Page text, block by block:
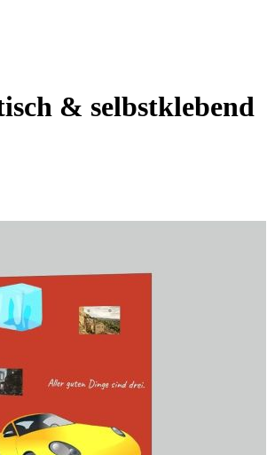
& selbstklebend